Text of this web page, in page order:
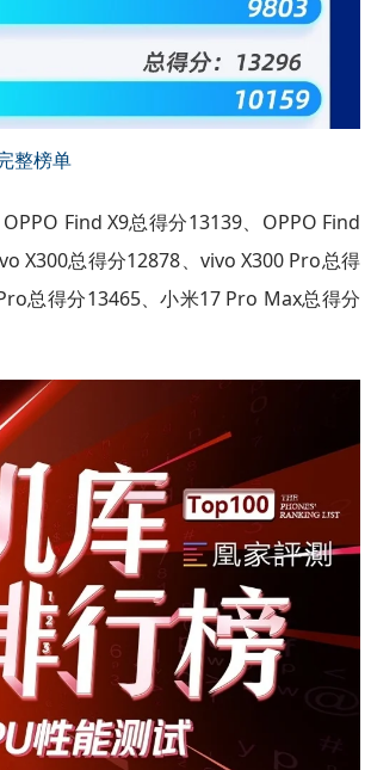
整榜单
Find X9总得分13139、OPPO Find
X300总得分12878、vivo X300 Pro总得
总得分13465、小米17 Pro Max总得分